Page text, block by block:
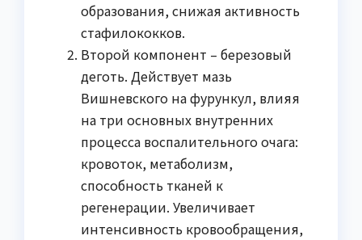
образования, снижая активность
стафилококков.
Второй компонент – березовый
деготь. Действует мазь
Вишневского на фурункул, влияя
на три основных внутренних
процесса воспалительного очага:
кровоток, метаболизм,
способность тканей к
регенерации. Увеличивает
интенсивность кровообращения,